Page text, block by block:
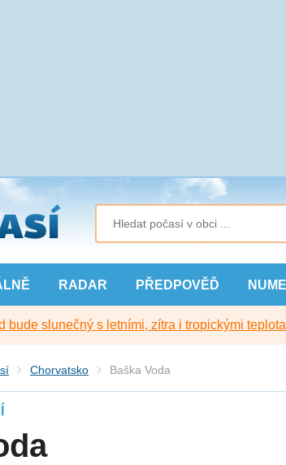
RADAR PŘEDPOVĚĎ
bude slunečný s letními, zítra i tropickými
Chorvatsko Baška Voda